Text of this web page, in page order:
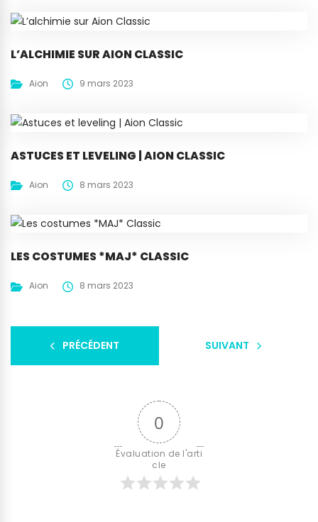
L’ALCHIMIE SUR AION CLASSIC
Aion 9 mars 2023
ASTUCES ET LEVELING | AION CLASSIC
Aion 8 mars 2023
LES COSTUMES *MAJ* CLASSIC
Aion 8 mars 2023
PRÉCÉDENT SUIVANT
0
Évaluation de l'arti
cle